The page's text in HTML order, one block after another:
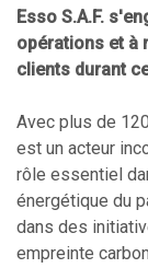
Esso S.A.F.
opérations et à
clients durant
Avec plus de
est un acteur
rôle essentiel
énergétique du
dans des
empreinte